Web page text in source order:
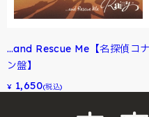
…and Rescue Me【名探偵コナ
ン盤】
¥ 1,650(税込)